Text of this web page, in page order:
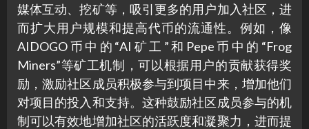
媒体互动、挖矿等，吸引更多的用户加入社区，进
而扩大用户规模和提高代币的流通性。例如，像
AIDOGO币中的“AI矿工”和Pepe币中的“Frog
Miners”等矿工机制，可以根据用户的贡献获得奖
励，激励社区成员积极参与到项目中来，增加他们
对项目的投入和支持。这种鼓励社区成员参与的机
制可以有效地增加社区的活跃度和凝聚力，进而提